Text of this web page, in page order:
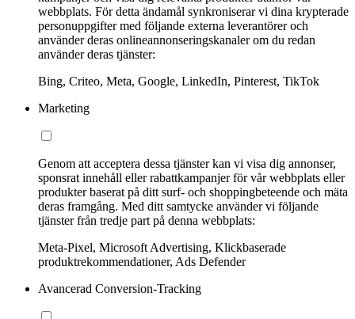
webbplats. För detta ändamål synkroniserar vi dina krypterade
personuppgifter med följande externa leverantörer och
använder deras onlineannonseringskanaler om du redan
använder deras tjänster:
Bing, Criteo, Meta, Google, LinkedIn, Pinterest, TikTok
Marketing
Genom att acceptera dessa tjänster kan vi visa dig annonser,
sponsrat innehåll eller rabattkampanjer för vår webbplats eller
produkter baserat på ditt surf- och shoppingbeteende och mäta
deras framgång. Med ditt samtycke använder vi följande
tjänster från tredje part på denna webbplats:
Meta-Pixel, Microsoft Advertising, Klickbaserade
produktrekommendationer, Ads Defender
Avancerad Conversion-Tracking